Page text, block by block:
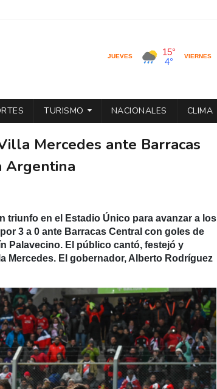
TURISMO NACIONALES CLIMA
Mercedes ante Barracas
Argentina
triunfo en el Estadio Único para avanzar a los
3 a 0 ante Barracas Central con goles de
Palavecino. El público cantó, festejó y
Mercedes.El gobernador, Alberto Rodríguez